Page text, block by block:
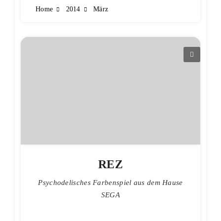
Home 2014 März
REZ
Psychodelisches Farbenspiel aus dem Hause
SEGA